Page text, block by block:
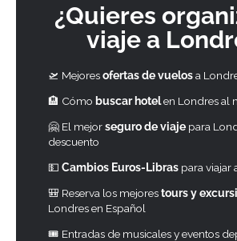
¿Quieres
viaje a
🛫 Mejoresofertas de vuelosa
🏨 Cómo buscar hotelen Londres al
🤗 El mejorseguro de viaje para
descuento
💵 Cambios Euros-Libras para viajar
🎒 Reserva los mejorestours y
Londres en Español
🎟 Entradas de musicales y eventos